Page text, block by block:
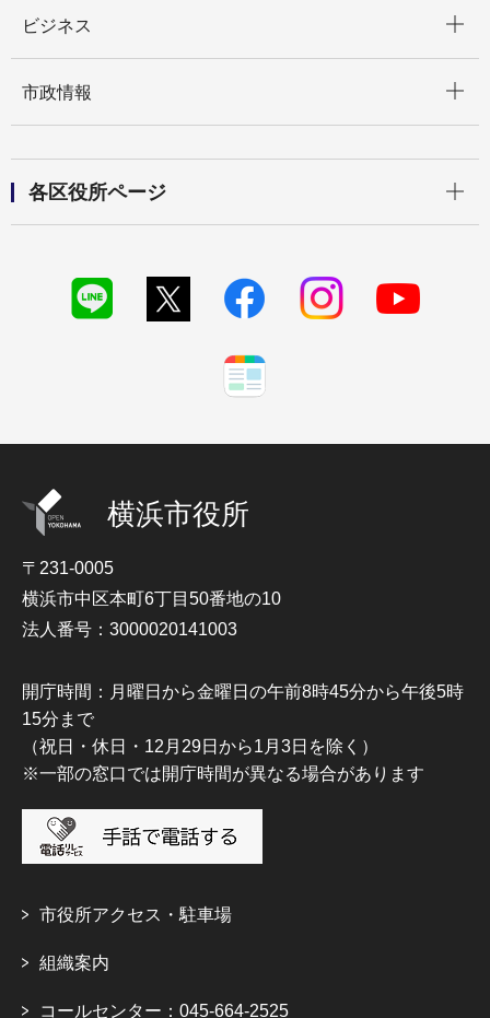
ビジネス
市政情報
各区役所ページ
横浜市役所
〒231-0005
横浜市中区本町6丁目50番地の10
法人番号：3000020141003
開庁時間：月曜日から金曜日の午前8時45分から午後5時
15分まで
（祝日・休日・12月29日から1月3日を除く）
※一部の窓口では開庁時間が異なる場合があります
市役所アクセス・駐車場
組織案内
コールセンター：045-664-2525